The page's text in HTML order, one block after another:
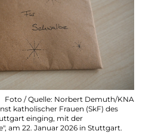
katholischer Frauen (SkF) des
einging, mit der
am 22. Januar 2026 in Stuttgart.
Foto / Quelle: Norbert Demuth/KNA